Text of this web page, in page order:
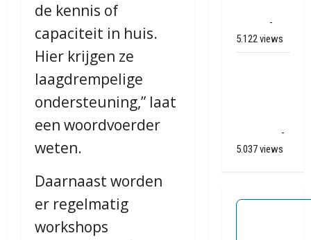
de kennis of
capaciteit in huis.
Hier krijgen ze
laagdrempelige
ondersteuning,” laat
een woordvoerder
weten.
Daarnaast worden
er regelmatig
workshops
-
5.122 views
-
5.037 views